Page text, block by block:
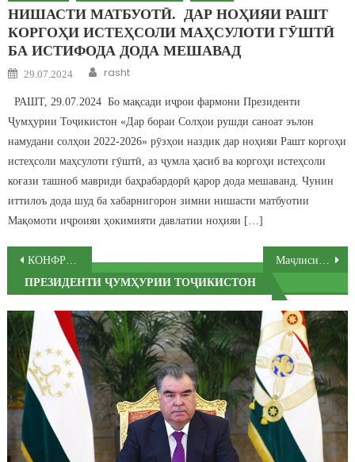
НИШАСТИ МАТБУОТӢ. ДАР НОҲИЯИ РАШТ
КОРГОҲИ ИСТЕҲСОЛИ МАҲСУЛОТИ ГӮШТӢ
БА ИСТИФОДА ДОДА МЕШАВАД
Posted on
29.07.2024 Author
rasht
РАШТ, 29.07.2024 Бо мақсади иҷрои фармони Президенти
Ҷумҳурии Тоҷикистон «Дар бораи Солҳои рушди саноат эълон
намудани солҳои 2022-2026» рӯзҳои наздик дар ноҳияи Рашт коргоҳи
истеҳсоли маҳсулоти гӯштӣ, аз ҷумла ҳасиб ва коргоҳи истеҳсоли
коғази ташноб мавриди баҳрабардорӣ қарор дода мешаванд. Чунин
иттилоъ дода шуд ба хабарнигорон зимни нишасти матбуотии
Мақомоти иҷроияи ҳокимияти давлатии ноҳияи […]
Post navigation
КОНФРОНСИ САЙЁҲӢ ОИД БА МУАРРИФИИ ИМКОНИЯТҲОИ РУШДИ САЙЁҲИ ДАР НОҲИЯИ РАШТ
Маҷлиси Ҳукумати Ҷумҳурии Тоҷикистон
ПРЕЗИДЕНТИ ҶУМҲУРИИ ТОҶИКИСТОН